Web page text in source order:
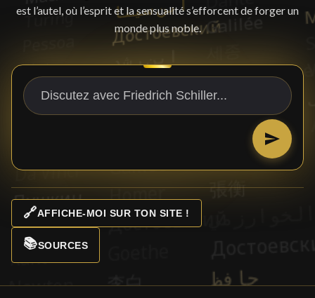
est l’autel, où l’esprit et la sensualité s’efforcent de forger un
monde plus noble.
🔗AFFICHE-MOI SUR TON SITE !
📚SOURCES